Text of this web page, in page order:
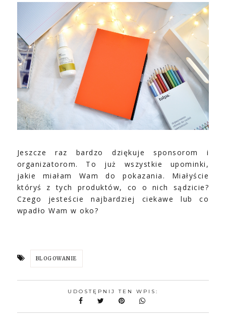
Jeszcze raz bardzo dziękuje sponsorom i
organizatorom. To już wszystkie upominki,
jakie miałam Wam do pokazania. Miałyście
któryś z tych produktów, co o nich sądzicie?
Czego jesteście najbardziej ciekawe lub co
wpadło Wam w oko?
BLOGOWANIE
UDOSTĘPNIJ TEN WPIS: